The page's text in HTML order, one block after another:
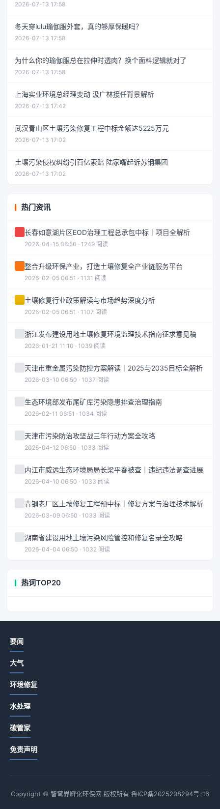
2026-07-13 17:58
冬天穿lulu瑜伽服外套，真的够厚保暖吗？
2026-07-13 17:58
为什么你的瑜伽服总在拉伸时透肉？换个面料逻辑就对了
2026-07-13 17:58
上海实业环境总经理变动 汲广林接任背景解析
2026-07-13 17:42
武汉青山区土壤污染修复工程中标金额达5225万元
2026-07-13 17:02
土壤污染侵权纠纷引百亿索赔 陆家嘴起诉苏钢集团
2026-07-13 17:02
热门资讯
长春如意湖片区EOD治理工程总承包中标｜项目全解析
2026-04-15 06:50 · 1249 阅读
整合升级环保产业，打造土壤修复全产业链服务平台
2026-02-05 06:51 · 1131 阅读
土壤修复行业政策解读与市场趋势深度分析
2026-02-05 06:51 · 1107 阅读
浙江发布建设用地土壤修复环境监理技术指南征求意见稿
2026-01-21 11:10 · 1039 阅读
天津市重金属污染防控方案解读｜2025与2035目标全解析
2026-03-10 06:50 · 1037 阅读
生态环境部发布尾矿库污染隐患排查治理指南
2026-02-11 06:51 · 1034 阅读
天津市污染防治攻坚战三年行动方案全攻略
2026-04-12 06:50 · 1033 阅读
内江市威远生态环境局局长梁平春被查｜违纪违法调查进展
2026-04-10 06:50 · 1033 阅读
青钢老厂区土壤修复工程预中标｜修复方案与治理技术解析
2026-03-09 06:50 · 1033 阅读
湖南省建设用地土壤污染风险管控和修复名录全攻略
2026-04-04 06:50 · 1032 阅读
热词TOP20
要闻
大气
环境修复
水处理
碳管家
免责声明
Copyright © 智穹界孵化环保网 版权所有 鲁ICP备2025208294号-16